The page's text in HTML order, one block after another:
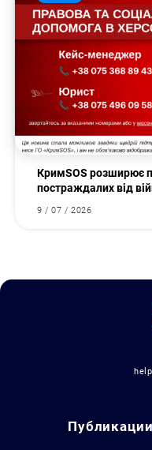
КримSOS розширює
постраждалих від
9 / 07 / 2026
Публикации